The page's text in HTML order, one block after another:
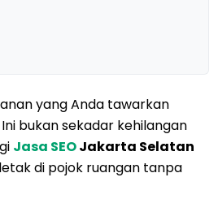
yang Anda tawarkan
bukan sekadar kehilangan
Jasa SEOJakarta Selatan
di pojok ruangan tanpa